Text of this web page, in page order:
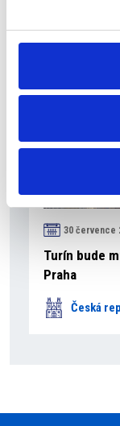
30 července
Turín bude
Praha
Česká